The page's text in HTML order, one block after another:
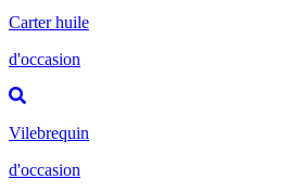
Carter huile
d'occasion
Vilebrequin
d'occasion